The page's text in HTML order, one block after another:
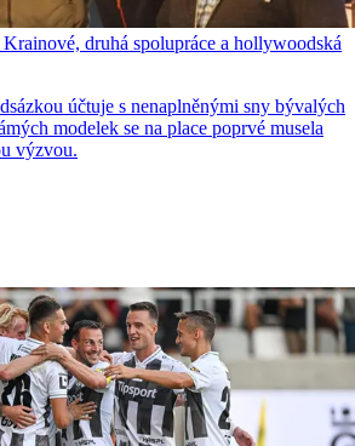
druhá spolupráce a hollywoodská
účtuje s nenaplněnými sny bývalých
modelek se na place poprvé musela
výzvou.